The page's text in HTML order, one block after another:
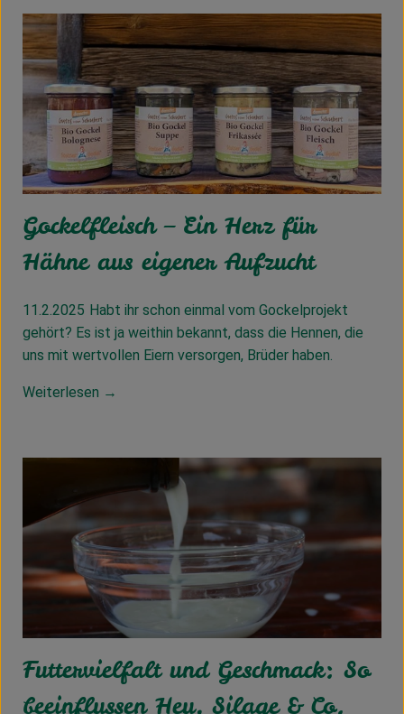
Gockelfleisch – Ein Herz für
Hähne aus eigener Aufzucht
11.2.2025 Habt ihr schon einmal vom Gockelprojekt
gehört? Es ist ja weithin bekannt, dass die Hennen, die
uns mit wertvollen Eiern versorgen, Brüder haben.
Weiterlesen →
Futtervielfalt und Geschmack: So
beeinflussen Heu, Silage & Co.